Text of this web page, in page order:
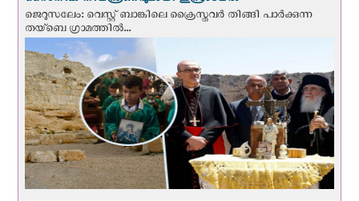
ജെറുസലേം: വെസ്റ്റ് ബാങ്കിലെ ക്രൈസ്തവര്‍ തിങ്ങി പാര്‍ക്കുന്ന
തയ്ബെ ഗ്രാമത്തിൽ...